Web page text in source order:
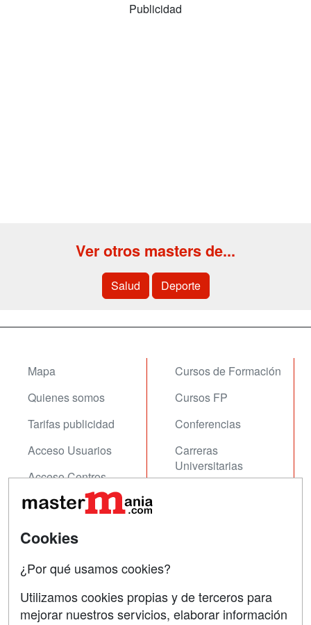
Publicidad
Ver otros masters de...
Salud Deporte
Mapa
Quienes somos
Tarifas publicidad
Acceso Usuarios
Acceso Centros
Cursos de Formación
Cursos FP
Conferencias
Carreras
Universitarias
Contactar
Copyleft
Cookies
¿Por qué usamos cookies?
Utilizamos cookies propias y de terceros para
mejorar nuestros servicios, elaborar información